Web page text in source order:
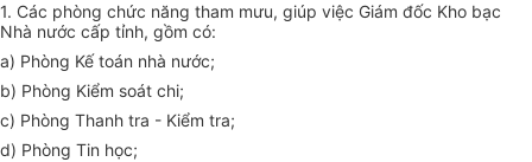
1. Các phòng chức năng tham mưu, giúp việc Giám đốc Kho bạc
Nhà nước cấp tỉnh, gồm có:
a) Phòng Kế toán nhà nước;
b) Phòng Kiểm soát chi;
c) Phòng Thanh tra - Kiểm tra;
d) Phòng Tin học;